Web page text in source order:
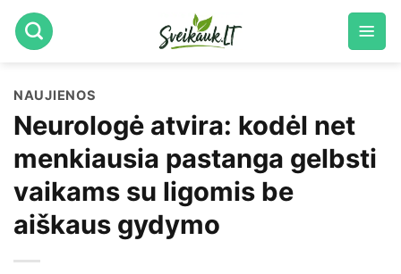
Skip
to
NAUJIENOS
Neurologė atvira: kodėl net
menkiausia pastanga gelbsti
vaikams su ligomis be
aiškaus gydymo